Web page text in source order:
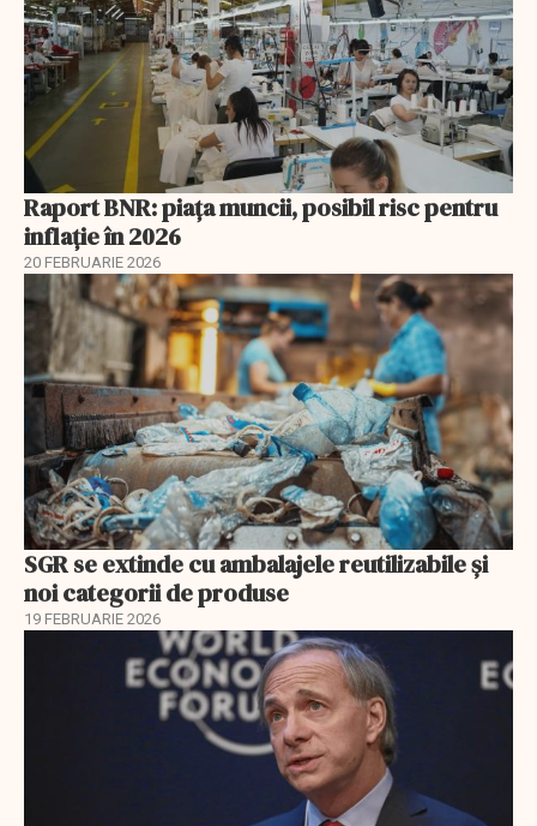
Raport BNR: piața muncii, posibil risc pentru
inflație în 2026
20 FEBRUARIE 2026
SGR se extinde cu ambalajele reutilizabile și
noi categorii de produse
19 FEBRUARIE 2026